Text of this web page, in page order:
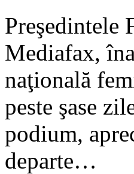
Preşedintele
Mediafax,
naţională
peste şase
podium,
departe…